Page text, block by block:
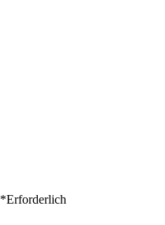
*Erforderlich